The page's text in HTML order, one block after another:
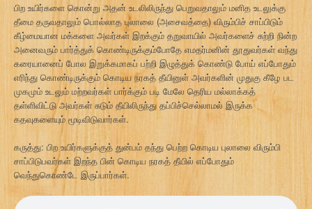
பிற உயிர்களை கொன்று அதன் உடலிலிருந்து பெறுவதாலும் மனித உடலுக்கு
தீமை தருவதாலும் பொல்லாத புலாலை (அசைவத்தை) விரும்பிச் சாப்பிடும்
கீழ்மையான மக்களை அவர்கள் இறக்கும் தறுவாயில் அவர்களைச் சுற்றி நின்ற
அனைவரும் பார்த்துக் கொண்டிருக்கும்போதே எமதர்மனின் தூதுவர்கள் வந்து
கரையானைப் போல இறுக்கமாகப் பற்றி இழுத்துக் கொண்டு போய் எப்போதும்
எரிந்து கொண்டிருக்கும் கொடிய நரகத் தீயினுள் அவர்களின் முதுகு கீழே பட
முகமும் உடலும் மற்றவர்கள் பார்க்கும் படி மேலே தெரிய மல்லாக்கத்
தள்ளிவிட்டு அவர்கள் சுடும் தீயிலிருந்து தப்பிச்செல்லாமல் இருக்க
கதவுகளையும் மூடிவிடுவார்கள்.
கருத்து: பிற உயிர்களுக்குத் துன்பம் தந்து பெற்ற கொடிய புலாலை விரும்பி
சாப்பிடுபவர்கள் இறந்த பின் கொடிய நரகத் தீயில் எப்போதும்
வெந்துகொண்டே இருப்பார்கள்.